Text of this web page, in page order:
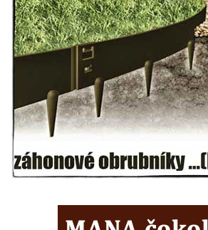
Teplicích
Pamětní deska Karla Kryla na Benešově
náměstí v Teplicích
Pamětní deska manželů Benešových na
domě čp. 22 v Poštovicích
Pamětní deska Jana Slavíka na domě čp.
11 ve Šlapanicích
Pamětní deska Antonína Dvořáka v ulici
Dvořákova na domě čp. 53 ve Zlonicích
Infocentru na Lužickém náměstí v